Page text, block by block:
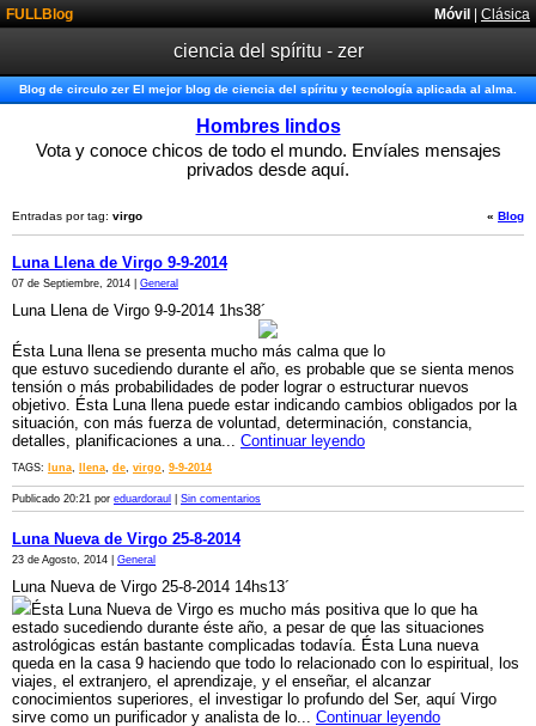
Móvil | Clásica
FULLBlog
ciencia del spíritu - zer
Blog de circulo zer El mejor blog de ciencia del spíritu y tecnología aplicada al alma.
Hombres lindos
Vota y conoce chicos de todo el mundo. Envíales mensajes
privados desde aquí.
« Blog
Entradas por tag: virgo
Luna Llena de Virgo 9-9-2014
07 de Septiembre, 2014 | General
Luna Llena de Virgo 9-9-2014 1hs38´
Ésta Luna llena se presenta mucho más calma que lo
que estuvo sucediendo durante el año, es probable que se sienta menos
tensión o más probabilidades de poder lograr o estructurar nuevos
objetivo. Ésta Luna llena puede estar indicando cambios obligados por la
situación, con más fuerza de voluntad, determinación, constancia,
detalles, planificaciones a una... Continuar leyendo
TAGS: luna, llena, de, virgo, 9-9-2014
Publicado 20:21 por eduardoraul Sin comentarios
Luna Nueva de Virgo 25-8-2014
23 de Agosto, 2014 | General
Luna Nueva de Virgo 25-8-2014 14hs13´
Ésta Luna Nueva de Virgo es mucho más positiva que lo que ha
estado sucediendo durante éste año, a pesar de que las situaciones
astrológicas están bastante complicadas todavía. Ésta Luna nueva
queda en la casa 9 haciendo que todo lo relacionado con lo espiritual, los
viajes, el extranjero, el aprendizaje, y el enseñar, el alcanzar
conocimientos superiores, el investigar lo profundo del Ser, aquí Virgo
sirve como un purificador y analista de lo... Continuar leyendo